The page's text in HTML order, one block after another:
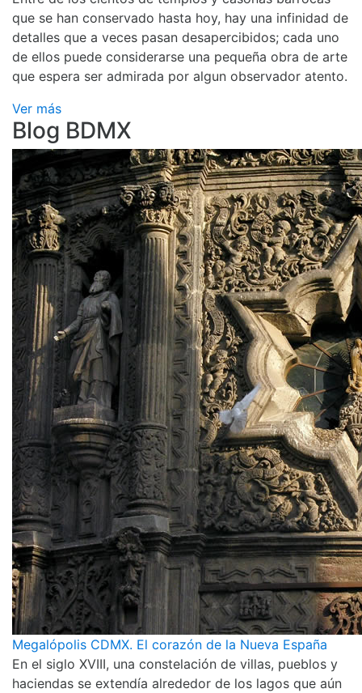
que se han conservado hasta hoy, hay una infinidad de
detalles que a veces pasan desapercibidos; cada uno
de ellos puede considerarse una pequeña obra de arte
que espera ser admirada por algun observador atento.
Ver más
Blog BDMX
Megalópolis CDMX. El corazón de la Nueva España
En el siglo XVIII, una constelación de villas, pueblos y
haciendas se extendía alrededor de los lagos que aún